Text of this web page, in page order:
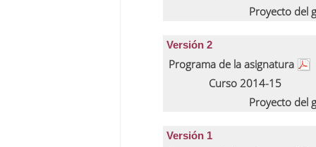
Proyecto del
Versión 2
Programa de la asignatura
Curso 2014-15
Proyecto del
Versión 1